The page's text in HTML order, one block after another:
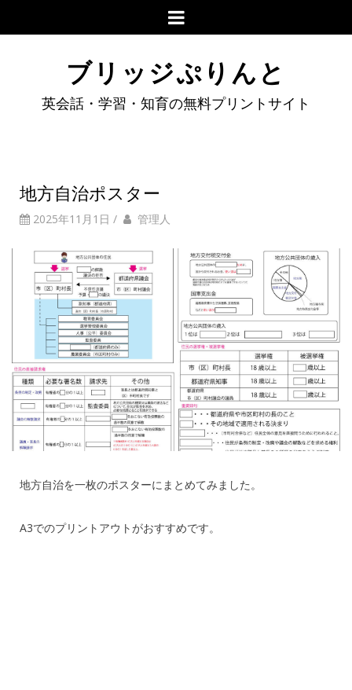
ブリッジぷりんと
英会話・学習・知育の無料プリントサイト
地方自治ポスター
2025年11月1日 / 管理人
地方自治を一枚のポスターにまとめてみました。
A3でのプリントアウトがおすすめです。